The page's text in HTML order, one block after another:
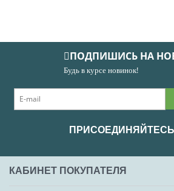
ПОДПИШИСЬ НА
Будь в курсе новинок!
КАБИНЕТ ПОКУПАТЕЛЯ